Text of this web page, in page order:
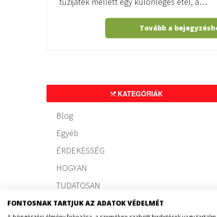
Tovább a
KATEGÓRIÁK
Blog
Egyéb
ÉRDEKESSÉG
HOGYAN
TUDATOSAN
FONTOSNAK TARTJUK AZ ADATOK VÉDELMÉT